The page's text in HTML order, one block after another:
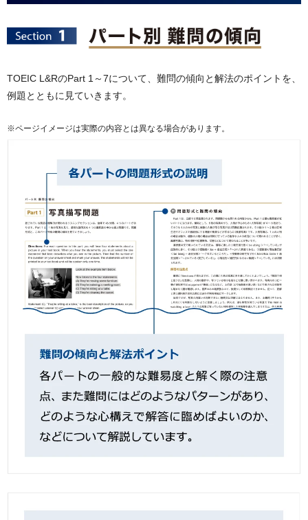
TOEIC L&RのPart 1～7について、難問の傾向と解法のポイントを、
例題とともに見ていきます。
※ページイメージは実際の内容とは異なる場合があります。